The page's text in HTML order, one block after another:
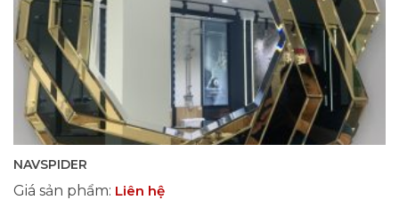
NAVSPIDER
Giá sản phẩm: Liên hệ